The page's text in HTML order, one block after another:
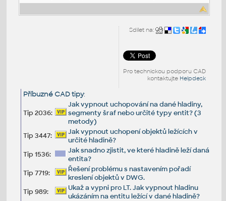
Sdílet na:
Pro technickou podporu CAD
kontaktujte Helpdesk
Příbuzné CAD tipy:
Tip 2036:
Jak vypnout uchopování na dané hladiny,
segmenty šraf nebo určité typy entit? (3
metody)
Tip 3447:
Jak vypnout uchopení objektů ležících v
určité hladině?
Tip 1536:
Jak snadno zjistit, ve které hladině leží daná
entita?
Tip 7719:
Řešení problému s nastavením pořadí
kreslení objektů v DWG.
Tip 989:
Ukaž a vypni pro LT. Jak vypnout hladinu
ukázáním na entitu ležící v dané hladině?